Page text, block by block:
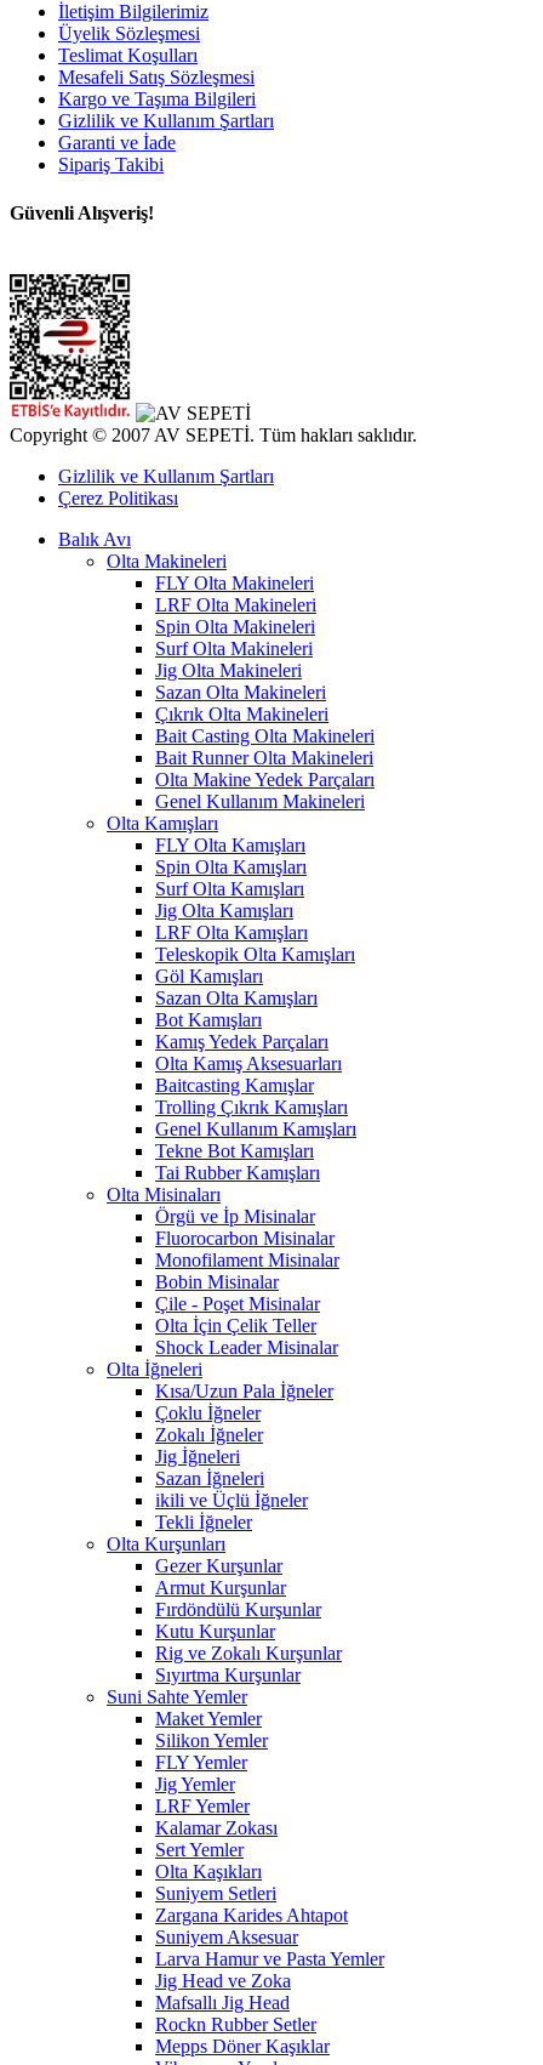
İletişim Bilgilerimiz
Üyelik Sözleşmesi
Teslimat Koşulları
Mesafeli Satış Sözleşmesi
Kargo ve Taşıma Bilgileri
Gizlilik ve Kullanım Şartları
Garanti ve İade
Sipariş Takibi
Güvenli Alışveriş!
Copyright © 2007 AV SEPETİ. Tüm hakları saklıdır.
Gizlilik ve Kullanım Şartları
Çerez Politikası
Balık Avı
Olta Makineleri
FLY Olta Makineleri
LRF Olta Makineleri
Spin Olta Makineleri
Surf Olta Makineleri
Jig Olta Makineleri
Sazan Olta Makineleri
Çıkrık Olta Makineleri
Bait Casting Olta Makineleri
Bait Runner Olta Makineleri
Olta Makine Yedek Parçaları
Genel Kullanım Makineleri
Olta Kamışları
FLY Olta Kamışları
Spin Olta Kamışları
Surf Olta Kamışları
Jig Olta Kamışları
LRF Olta Kamışları
Teleskopik Olta Kamışları
Göl Kamışları
Sazan Olta Kamışları
Bot Kamışları
Kamış Yedek Parçaları
Olta Kamış Aksesuarları
Baitcasting Kamışlar
Trolling Çıkrık Kamışları
Genel Kullanım Kamışları
Tekne Bot Kamışları
Tai Rubber Kamışları
Olta Misinaları
Örgü ve İp Misinalar
Fluorocarbon Misinalar
Monofilament Misinalar
Bobin Misinalar
Çile - Poşet Misinalar
Olta İçin Çelik Teller
Shock Leader Misinalar
Olta İğneleri
Kısa/Uzun Pala İğneler
Çoklu İğneler
Zokalı İğneler
Jig İğneleri
Sazan İğneleri
ikili ve Üçlü İğneler
Tekli İğneler
Olta Kurşunları
Gezer Kurşunlar
Armut Kurşunlar
Fırdöndülü Kurşunlar
Kutu Kurşunlar
Rig ve Zokalı Kurşunlar
Sıyırtma Kurşunlar
Suni Sahte Yemler
Maket Yemler
Silikon Yemler
FLY Yemler
Jig Yemler
LRF Yemler
Kalamar Zokası
Sert Yemler
Olta Kaşıkları
Suniyem Setleri
Zargana Karides Ahtapot
Suniyem Aksesuar
Larva Hamur ve Pasta Yemler
Jig Head ve Zoka
Mafsallı Jig Head
Rockn Rubber Setler
Mepps Döner Kaşıklar